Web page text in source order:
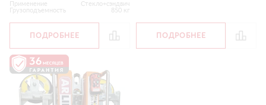
Применение
Стекло+сэндвич
Грузоподъемность
850 кг
ПОДРОБНЕЕ ПОДРОБНЕЕ